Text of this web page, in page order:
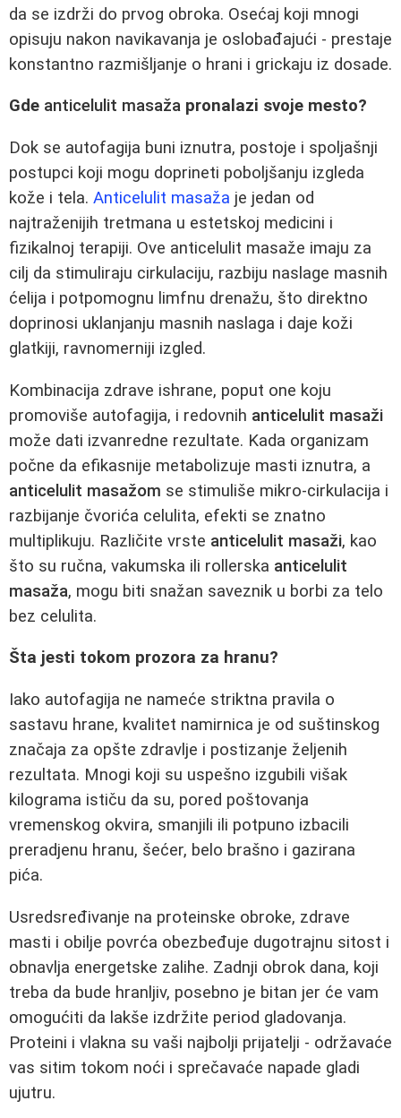
da se izdrži do prvog obroka. Osećaj koji mnogi
opisuju nakon navikavanja je oslobađajući - prestaje
konstantno razmišljanje o hrani i grickaju iz dosade.
Gde anticelulit masaža pronalazi svoje mesto?
Dok se autofagija buni iznutra, postoje i spoljašnji
postupci koji mogu doprineti poboljšanju izgleda
kože i tela. Anticelulit masaža je jedan od
najtraženijih tretmana u estetskoj medicini i
fizikalnoj terapiji. Ove anticelulit masaže imaju za
cilj da stimuliraju cirkulaciju, razbiju naslage masnih
ćelija i potpomognu limfnu drenažu, što direktno
doprinosi uklanjanju masnih naslaga i daje koži
glatkiji, ravnomerniji izgled.
Kombinacija zdrave ishrane, poput one koju
promoviše autofagija, i redovnih anticelulit masaži
može dati izvanredne rezultate. Kada organizam
počne da efikasnije metabolizuje masti iznutra, a
anticelulit masažom se stimuliše mikro-cirkulacija i
razbijanje čvorića celulita, efekti se znatno
multiplikuju. Različite vrste anticelulit masaži, kao
što su ručna, vakumska ili rollerska anticelulit
masaža, mogu biti snažan saveznik u borbi za telo
bez celulita.
Šta jesti tokom prozora za hranu?
Iako autofagija ne nameće striktna pravila o
sastavu hrane, kvalitet namirnica je od suštinskog
značaja za opšte zdravlje i postizanje željenih
rezultata. Mnogi koji su uspešno izgubili višak
kilograma ističu da su, pored poštovanja
vremenskog okvira, smanjili ili potpuno izbacili
preradjenu hranu, šećer, belo brašno i gazirana
pića.
Usredsređivanje na proteinske obroke, zdrave
masti i obilje povrća obezbeđuje dugotrajnu sitost i
obnavlja energetske zalihe. Zadnji obrok dana, koji
treba da bude hranljiv, posebno je bitan jer će vam
omogućiti da lakše izdržite period gladovanja.
Proteini i vlakna su vaši najbolji prijatelji - održavaće
vas sitim tokom noći i sprečavaće napade gladi
ujutru.